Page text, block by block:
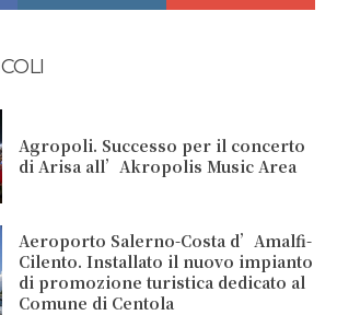
Agropoli. Successo per il concerto
di Arisa all’Akropolis Music Area
Aeroporto Salerno-Costa d’Amalfi-
Cilento. Installato il nuovo impianto
di promozione turistica dedicato al
Comune di Centola